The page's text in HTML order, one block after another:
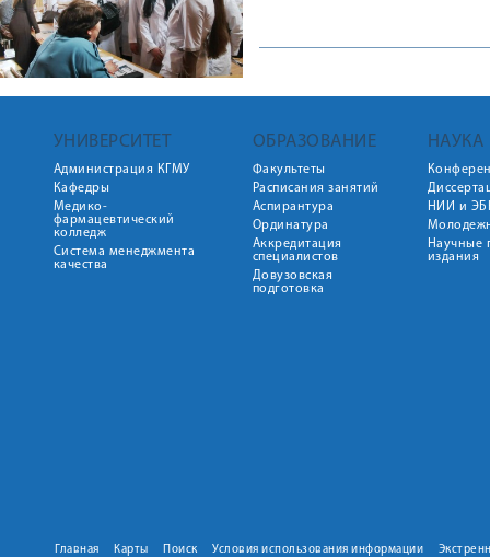
УНИВЕРСИТЕТ
Администрация КГМУ
Кафедры
Медико-
фармацевтический
колледж
Система менеджмента
качества
ОБРАЗОВАНИЕ
Факультеты
Расписания занятий
Аспирантура
Ординатура
Аккредитация
специалистов
Довузовская
подготовка
НАУКА
НИИ и
Научные
издания
Главная Карты Поиск Условия использования информации